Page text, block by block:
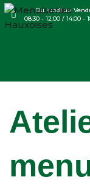
Du lundi au
08:30 - 12:00 / 14:00 -